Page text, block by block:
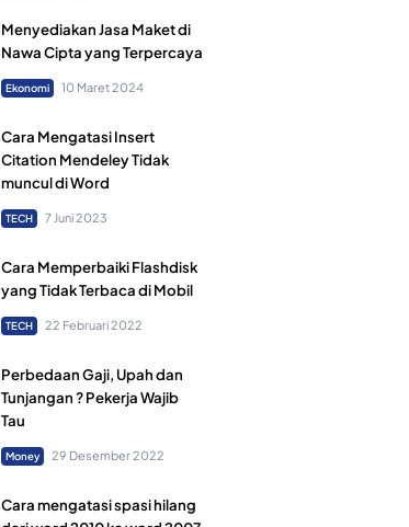
Menyediakan Jasa Maket di
Nawa Cipta yang Terpercaya
Ekonomi 10 Maret 2024
Cara Mengatasi Insert
Citation Mendeley Tidak
muncul di Word
TECH 7 Juni 2023
Cara Memperbaiki Flashdisk
yang Tidak Terbaca di Mobil
TECH 22 Februari 2022
Perbedaan Gaji, Upah dan
Tunjangan ? Pekerja Wajib
Tau
Money 29 Desember 2022
Cara mengatasi spasi hilang